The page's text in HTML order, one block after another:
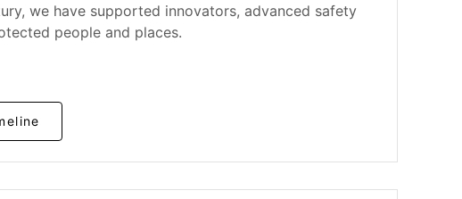
we have supported innovators, advanced safety
people and places.